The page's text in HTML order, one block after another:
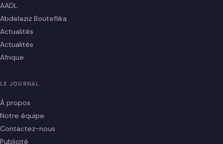
AADL
Abdelaziz Bouteflika
Actualités
Actualités
Afrique
LE JOURNAL
À propos
Notre équipe
Contactez-nous
Publicité